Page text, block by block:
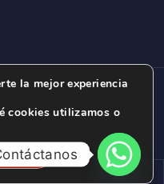
DUNAS ©
2026.
1, SALINAS
la mejor experiencia
cookies utilizamos o
Ajustes